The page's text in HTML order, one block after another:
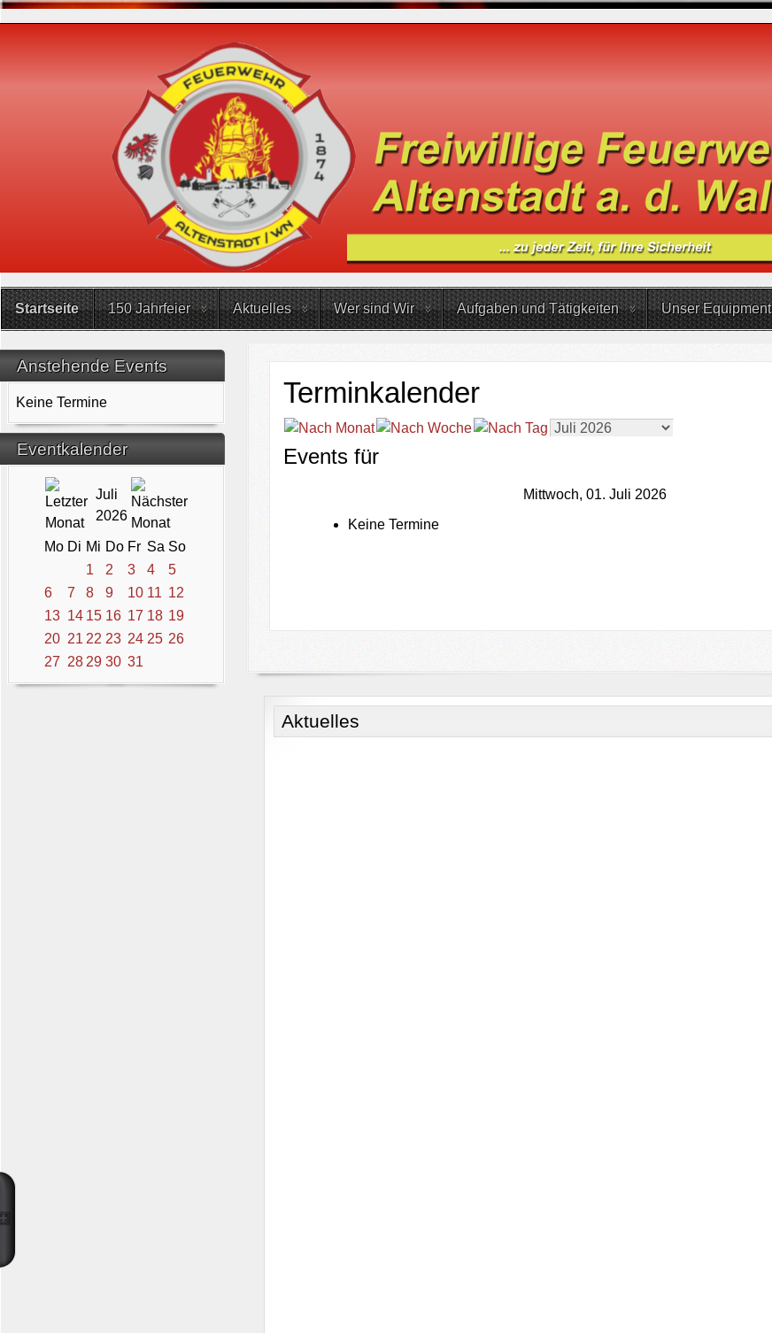
Startseite 150 Jahrfeier Aktuelles Wer sind Wir Aufgaben und Tätigkeiten Unser Equipment
Anstehende Events
Keine Termine
Eventkalender
Juli
2026
Mo Di Mi Do Fr Sa So
1
2 3 4
5
6
7 8 9 10 11 12
13 14 15 16 17 18 19
20 21 22 23 24 25 26
27 28 29 30 31
Terminkalender
Events für
Mittwoch, 01. Juli 2026
Keine Termine
Aktuelles